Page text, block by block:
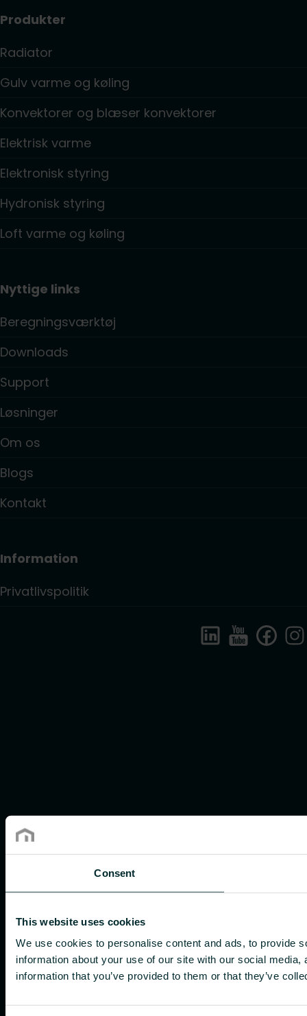
Consent
This website uses cookies
We use cookies to personalise content and ads, to provide
information about your use of our site with our social
information that you’ve provided to them or that they’ve
Produkter
Radiator
Gulv varme og køling
Konvektorer og blæser konvektorer
Elektrisk varme
Elektronisk styring
Hydronisk styring
Loft varme og køling
Nyttige links
Beregningsværktøj
Downloads
Support
Løsninger
Om os
Blogs
Kontakt
Information
Privatlivspolitik